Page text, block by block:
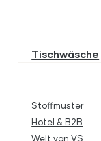
Tischwäsche
Stoffmuster
Hotel & B2B
Welt von VS